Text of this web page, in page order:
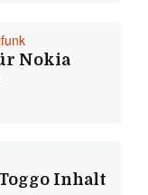
Nokia
Inhalt